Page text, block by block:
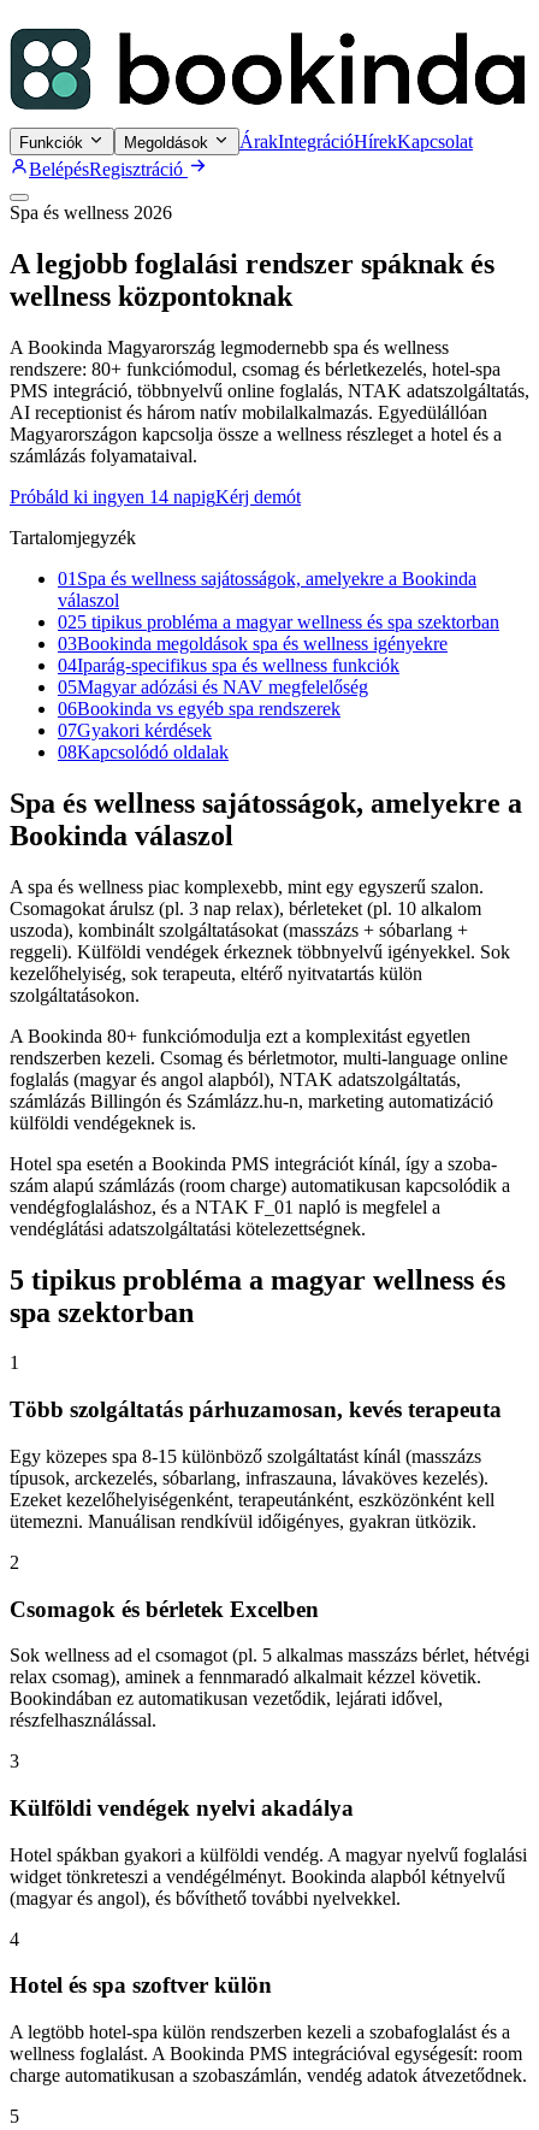
Funkciók Megoldások ÁrakIntegrációHírekKapcsolat
BelépésRegisztráció
Spa és wellness 2026
A legjobb foglalási rendszer spáknak és
wellness központoknak
A Bookinda Magyarország legmodernebb spa és wellness
rendszere: 80+ funkciómodul, csomag és bérletkezelés, hotel-spa
PMS integráció, többnyelvű online foglalás, NTAK adatszolgáltatás,
AI receptionist és három natív mobilalkalmazás. Egyedülállóan
Magyarországon kapcsolja össze a wellness részleget a hotel és a
számlázás folyamataival.
Próbáld ki ingyen 14 napigKérj demót
Tartalomjegyzék
01 Spa és wellness sajátosságok, amelyekre a Bookinda
válaszol
025 tipikus probléma a magyar wellness és spa szektorban
03Bookinda megoldások spa és wellness igényekre
04Iparág-specifikus spa és wellness funkciók
05Magyar adózási és NAV megfelelőség
06Bookinda vs egyéb spa rendszerek
07Gyakori kérdések
08Kapcsolódó oldalak
Spa és wellness sajátosságok, amelyekre a
Bookinda válaszol
A spa és wellness piac komplexebb, mint egy egyszerű szalon.
Csomagokat árulsz (pl. 3 nap relax), bérleteket (pl. 10 alkalom
uszoda), kombinált szolgáltatásokat (masszázs + sóbarlang +
reggeli). Külföldi vendégek érkeznek többnyelvű igényekkel. Sok
kezelőhelyiség, sok terapeuta, eltérő nyitvatartás külön
szolgáltatásokon.
A Bookinda 80+ funkciómodulja ezt a komplexitást egyetlen
rendszerben kezeli. Csomag és bérletmotor, multi-language online
foglalás (magyar és angol alapból), NTAK adatszolgáltatás,
számlázás Billingón és Számlázz.hu-n, marketing automatizáció
külföldi vendégeknek is.
Hotel spa esetén a Bookinda PMS integrációt kínál, így a szoba-
szám alapú számlázás (room charge) automatikusan kapcsolódik a
vendégfoglaláshoz, és a NTAK F_01 napló is megfelel a
vendéglátási adatszolgáltatási kötelezettségnek.
5 tipikus probléma a magyar wellness és
spa szektorban
1
Több szolgáltatás párhuzamosan, kevés terapeuta
Egy közepes spa 8-15 különböző szolgáltatást kínál (masszázs
típusok, arckezelés, sóbarlang, infraszauna, lávaköves kezelés).
Ezeket kezelőhelyiségenként, terapeutánként, eszközönként kell
ütemezni. Manuálisan rendkívül időigényes, gyakran ütközik.
2
Csomagok és bérletek Excelben
Sok wellness ad el csomagot (pl. 5 alkalmas masszázs bérlet, hétvégi
relax csomag), aminek a fennmaradó alkalmait kézzel követik.
Bookindában ez automatikusan vezetődik, lejárati idővel,
részfelhasználással.
3
Külföldi vendégek nyelvi akadálya
Hotel spákban gyakori a külföldi vendég. A magyar nyelvű foglalási
widget tönkreteszi a vendégélményt. Bookinda alapból kétnyelvű
(magyar és angol), és bővíthető további nyelvekkel.
4
Hotel és spa szoftver külön
A legtöbb hotel-spa külön rendszerben kezeli a szobafoglalást és a
wellness foglalást. A Bookinda PMS integrációval egységesít: room
charge automatikusan a szobaszámlán, vendég adatok átvezetődnek.
5